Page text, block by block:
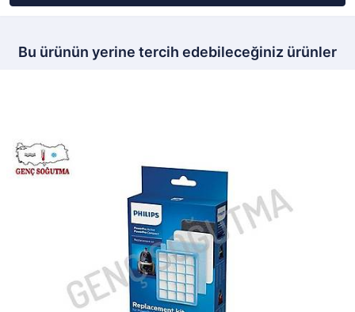
Bu ürünün yerine tercih edebileceğiniz ürünler